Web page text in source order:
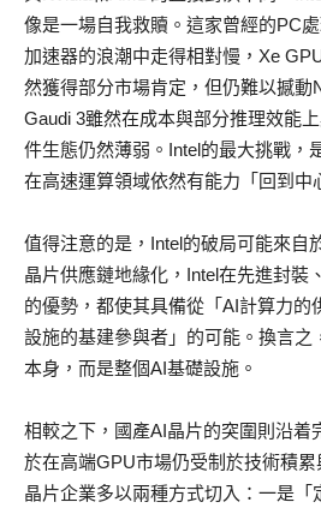
像是一場自我救贖。這家曾經的PC
加速器的浪潮中走得相對慢，Xe
然獲得部分市場肯定，但仍難以撼動
Gaudi 3雖然在成本與部分推理效能
件生態仍然薄弱。Intel的最大挑戰，
在高速運算領域依然有能力「回到中
值得注意的是，Intel的破局可能來自
晶片供應鏈地緣化，Intel在先進封裝
的優勢，都使其具備從「AI計算力的
設施的基建參與者」的可能。換言之
本身，而是整個AI基礎設施。
相較之下，國產AI晶片的突圍則沿着
於在高端GPU市場仍受制於技術積
晶片企業多以兩種方式切入：一是「